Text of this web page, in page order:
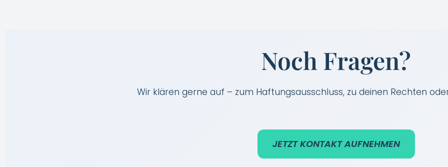
Noch Fragen?
Wir klären gerne auf – zum Haftungsausschluss, zu deinen Rechten
JETZT KONTAKT AUFNEHMEN